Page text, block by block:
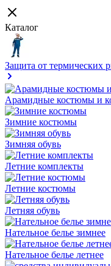
Каталог
Защита от термических
Арамидные костюмы и
Зимние костюмы
Зимняя обувь
Летние комплекты
Летние костюмы
Летняя обувь
Нательное белье зимнее
Нательное белье летнее